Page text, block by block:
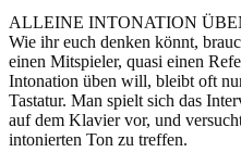
ALLEINE INTONATION
Wie ihr euch denken könnt,
einen Mitspieler, quasi einen
Intonation üben will, bleibt oft
Tastatur. Man spielt sich das
auf dem Klavier vor, und
intonierten Ton zu treffen.